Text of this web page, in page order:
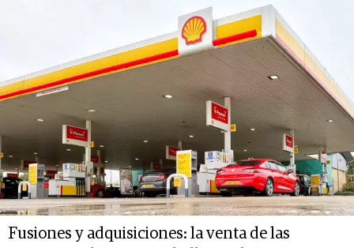
Fusiones y adquisiciones: la venta de las